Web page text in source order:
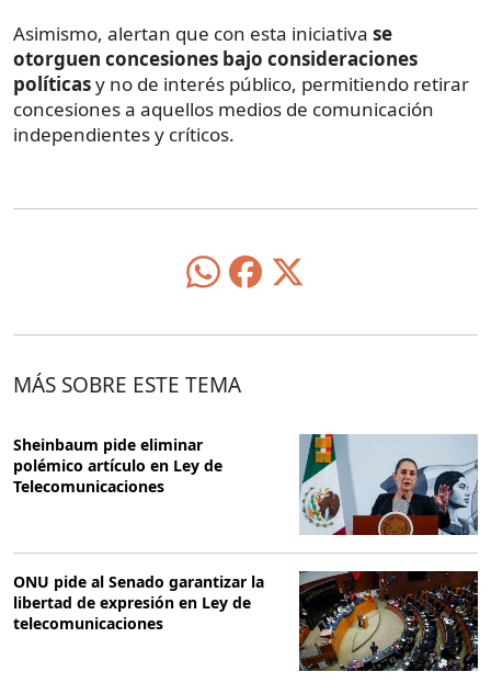
Asimismo, alertan que con esta iniciativa se
otorguen concesiones bajo consideraciones
políticasy no de interés público, permitiendo retirar
concesiones a aquellos medios de comunicación
independientes y críticos.
MÁS SOBRE ESTE TEMA
Sheinbaum pide eliminar
polémico artículo en Ley de
Telecomunicaciones
ONU pide al Senado garantizar la
libertad de expresión en Ley de
telecomunicaciones